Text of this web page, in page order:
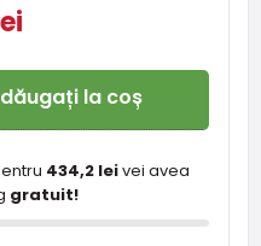
la coș
434,2 leivei avea
gratuit!